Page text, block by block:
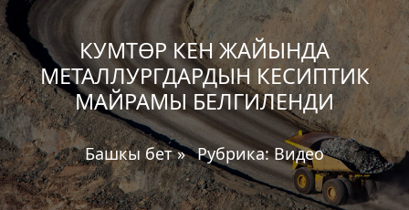
КУМТӨР КЕН ЖАЙЫНДА
МЕТАЛЛУРГДАРДЫН КЕСИПТИК
МАЙРАМЫ БЕЛГИЛЕНДИ
Башкы бет» Рубрика:Видео